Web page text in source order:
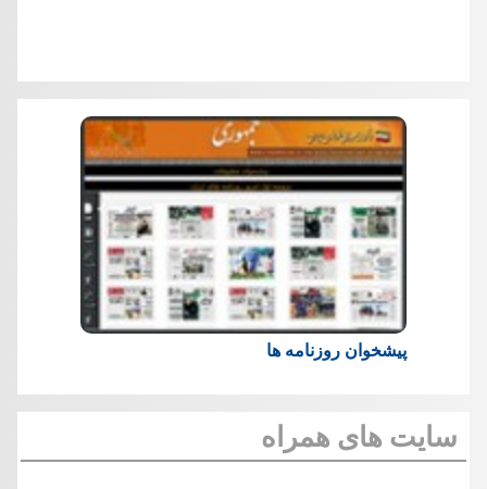
پیشخوان روزنامه ها
سایت های همراه